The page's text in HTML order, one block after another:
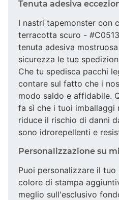
Tenuta adesiva
I nastri tapemonster con
terracotta scuro -
tenuta adesiva
sicurezza le tue
Che tu spedisca pacchi
contare sul fatto che i
modo saldo e affidabile.
fa sì che i tuoi imballaggi
riduce il rischio di danni
sono idrorepellenti e
Personalizzazione su
Puoi personalizzare il
colore di stampa
meglio sull'esclusivo